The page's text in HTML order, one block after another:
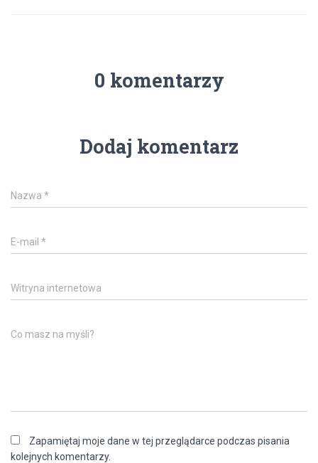
0 komentarzy
Dodaj komentarz
Nazwa *
E-mail *
Witryna internetowa
Co masz na myśli?
Zapamiętaj moje dane w tej przeglądarce podczas pisania
kolejnych komentarzy.